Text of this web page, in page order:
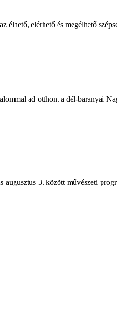
élhető, elérhető és megélhető
ad otthont a dél-baranyai
3. között művészeti